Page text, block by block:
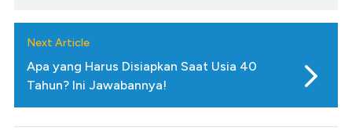
Next Article
Apa yang Harus Disiapkan Saat Usia 40
Tahun? Ini Jawabannya!